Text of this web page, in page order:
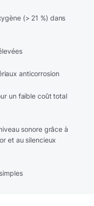
(> 21 %) dans
anticorrosion
un faible coût total
sonore grâce à
et au silencieux